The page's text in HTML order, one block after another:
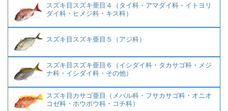
スズキ目スズキ亜目４（タイ科・アマダイ科・イトヨリ
ダイ科・ヒメジ科・キス科）
スズキ目スズキ亜目５（アジ科）
スズキ目スズキ亜目６（イシダイ科・タカサゴ科・メジ
ナ科・イシダイ科・その他）
スズキ目カサゴ亜目（メバル科・フサカサゴ科・オニオ
コゼ科・ホウボウ科・コチ科）